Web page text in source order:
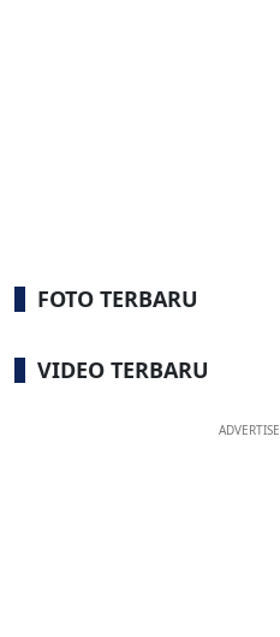
FOTO TERBARU
VIDEO TERBARU